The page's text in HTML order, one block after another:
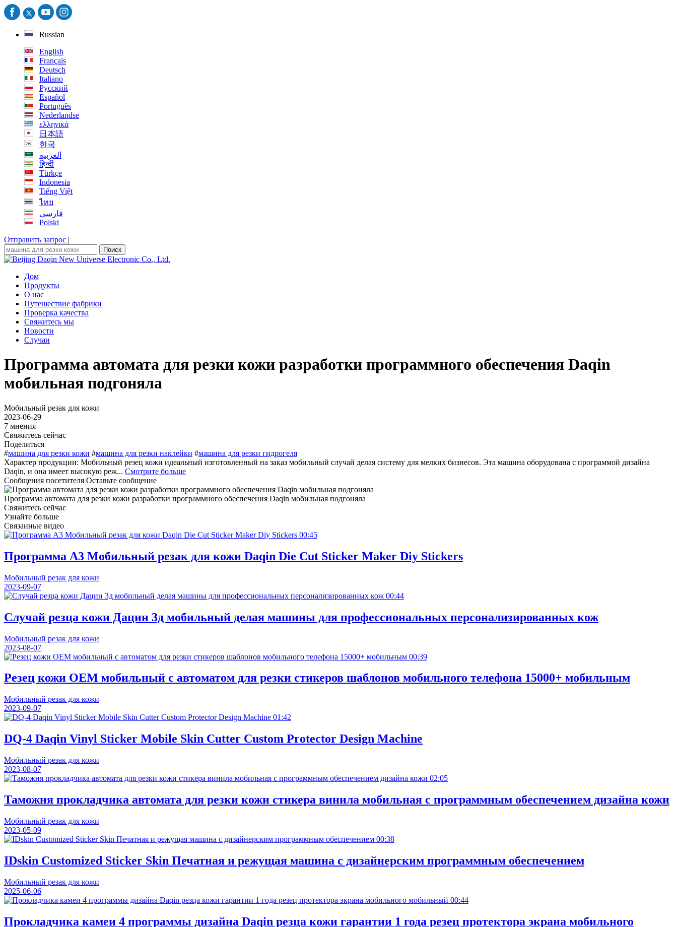
Russian
English
Français
Deutsch
Italiano
Русский
Español
Português
Nederlandse
ελληνικά
日本語
한국
العربية
हिन्दी
Türkçe
Indonesia
Tiếng Việt
ไทย
فارسی
Polski
Отправить запрос |
Поиск
Дом
Продукты
О нас
Путешествие фабрики
Проверка качества
Свяжитесь мы
Новости
Случаи
Программа автомата для резки кожи разработки программного обеспечения Daqin
мобильная подгоняла
Мобильный резак для кожи
2023-06-29
7 мнения
Свяжитесь сейчас
Поделиться
#машина для резки кожи #машина для резки наклейки #машина для резки гидрогеля
Характер продукции: Мобильный резец кожи идеальный изготовленный на заказ мобильный случай делая систему для мелких бизнесов. Эта машина оборудована с программой дизайна
Daqin, и она имеет высокую реж... Смотрите больше
Сообщения посетителя Оставьте сообщение
Программа автомата для резки кожи разработки программного обеспечения Daqin мобильная подгоняла
Свяжитесь сейчас
Узнайте больше
Связанные видео
00:45
Программа A3 Мобильный резак для кожи Daqin Die Cut Sticker Maker Diy Stickers
Мобильный резак для кожи
2023-09-07
00:44
Случай резца кожи Дацин 3д мобильный делая машины для профессиональных персонализированных кож
Мобильный резак для кожи
2023-08-07
00:39
Резец кожи OEM мобильный с автоматом для резки стикеров шаблонов мобильного телефона 15000+ мобильным
Мобильный резак для кожи
2023-09-07
01:42
DQ-4 Daqin Vinyl Sticker Mobile Skin Cutter Custom Protector Design Machine
Мобильный резак для кожи
2023-08-07
02:05
Таможня прокладчика автомата для резки кожи стикера винила мобильная с программным обеспечением дизайна кожи
Мобильный резак для кожи
2023-05-09
00:38
IDskin Customized Sticker Skin Печатная и режущая машина с дизайнерским программным обеспечением
Мобильный резак для кожи
2025-06-06
00:44
Прокладчика камеи 4 программы дизайна Daqin резца кожи гарантии 1 года резец протектора экрана мобильного